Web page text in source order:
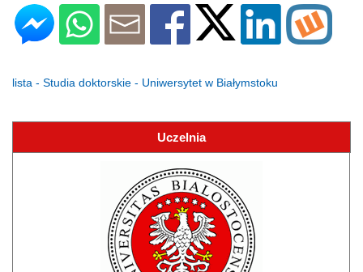
lista - Studia doktorskie - Uniwersytet w Białymstoku
Uczelnia